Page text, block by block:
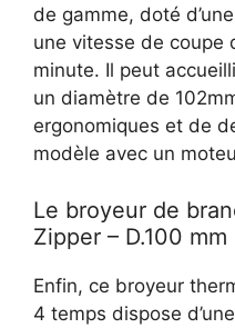
de gamme, doté
une vitesse de coupe
minute. Il peut
un diamètre de
ergonomiques et de
modèle avec un
Le broyeur de
Zipper – D.100 mm
Enfin, ce broyeur
4 temps dispose